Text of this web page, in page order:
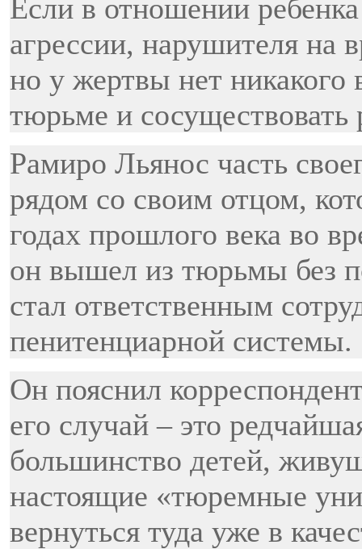
Если в отношении
агрессии, нарушителя на
но у жертвы нет никакого
тюрьме и
Рамиро Льянос часть
рядом со своим отцом,
годах прошлого века во
он вышел из тюрьмы без
стал ответственным
пенитенциарной системы.
Он пояснил
его случай – это
большинство детей,
настоящие «тюремные
вернуться туда уже в